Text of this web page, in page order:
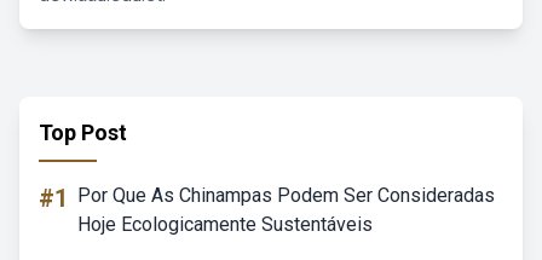
Top Post
#1
Por Que As Chinampas Podem Ser Consideradas
Hoje Ecologicamente Sustentáveis